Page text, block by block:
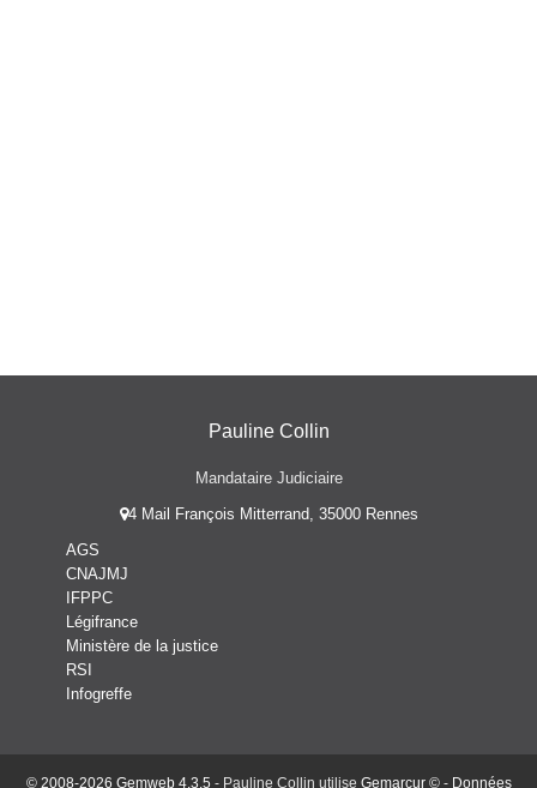
Pauline Collin
Mandataire Judiciaire
4 Mail François Mitterrand, 35000 Rennes
AGS
CNAJMJ
IFPPC
Légifrance
Ministère de la justice
RSI
Infogreffe
© 2008-2026 Gemweb 4.3.5 - Pauline Collin utilise Gemarcur ©- Données